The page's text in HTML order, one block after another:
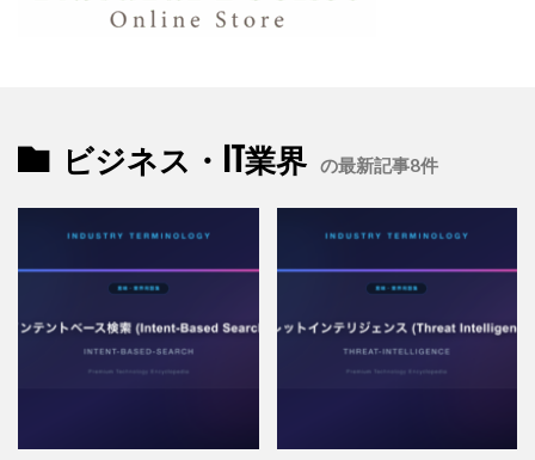
ビジネス・IT業界 の最新記事8件